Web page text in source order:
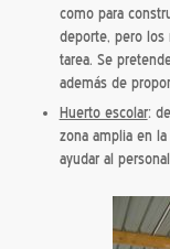
como para
deporte, pero los
tarea. Se
además de
Huerto escolar:
zona amplia en
ayudar al